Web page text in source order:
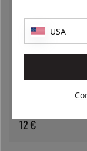
Spirituosenmaß 2/4
12 €
USA